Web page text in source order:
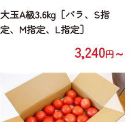
大玉A級3.6kg［バラ、S指
定、M指定、L指定］
3,240円～